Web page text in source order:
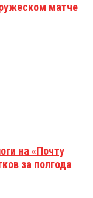
матче
на «Почту
за полгода